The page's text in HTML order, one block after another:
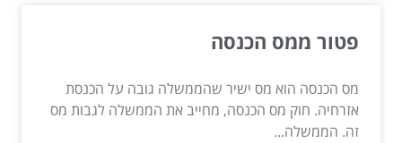
פטור ממס הכנסה
מס הכנסה הוא מס ישיר שהממשלה גובה על הכנסת
אזרחיה. חוק מס הכנסה, מחייב את הממשלה לגבות מס
זה. הממשלה...